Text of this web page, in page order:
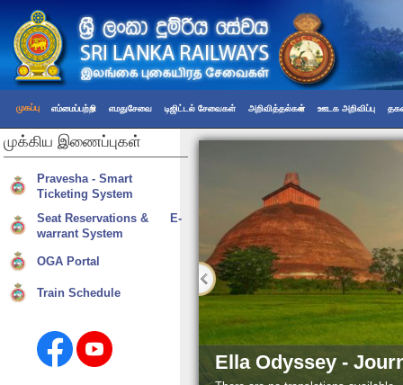
முகப்பு எம்மைப்பற்றி எமதுசேவை டிஜிட்டல் சேவைகள் அறிவித்தல்கள் ஊடக அறிவிப்பு
Ella Odyssey -
முக்கிய இணைப்புகள்
Pravesha - Smart
Ticketing System
Seat Reservations & E-
warrant System
OGA Portal
Train Schedule